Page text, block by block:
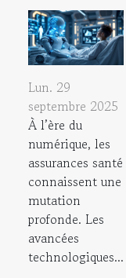
Lun. 29
septembre 2025
À l’ère du
numérique, les
assurances santé
connaissent une
mutation
profonde. Les
avancées
technologiques...